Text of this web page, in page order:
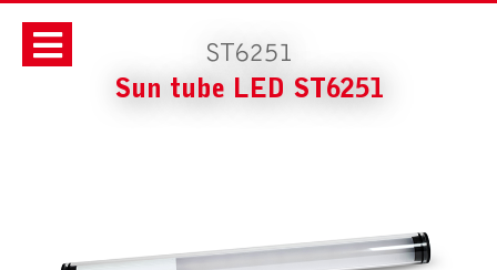
ST6251
Sun tube LED ST6251